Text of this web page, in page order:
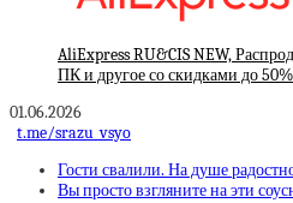
AliExpress RU&CIS NEW,
ПК и другое со скидками до 50%
01.06.2026
t.me/srazu_vsyo
Гости свалили. На душе
Вы просто взгляните на эти